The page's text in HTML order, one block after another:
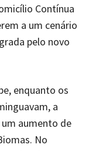
Contínua
a um cenário
pelo novo
enquanto os
a
aumento de
No